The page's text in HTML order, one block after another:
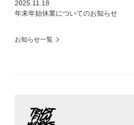
2025.11.18
年末年始休業についてのお知らせ
お知らせ一覧